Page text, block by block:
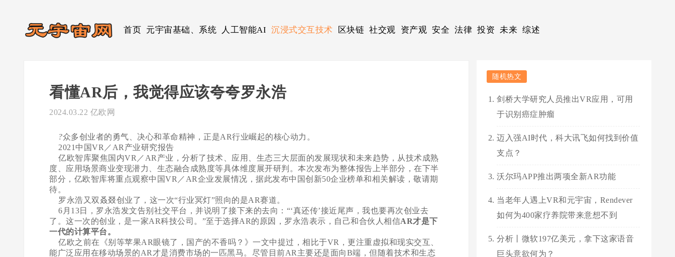
首页 元宇宙基础、系统 人工智能AI 沉浸式交互技术 区块链 社交观 资产观 安全 法律 投资 未来 综述
看懂AR后，我觉得应该夸夸罗永浩
2024.03.22 亿欧网
?众多创业者的勇气、决心和革命精神，正是AR行业崛起的核心动力。
2021中国VR／AR产业研究报告
亿欧智库聚焦国内VR／AR产业，分析了技术、应用、生态三大层面的发展现状和未来趋势，从技术成熟
度、应用场景商业变现潜力、生态融合成熟度等具体维度展开研判。本次发布为整体报告上半部分，在下半
部分，亿欧智库将重点观察中国VR／AR企业发展情况，据此发布中国创新50企业榜单和相关解读，敬请期
待。
罗永浩又双叒叕创业了，这一次“行业冥灯”照向的是AR赛道。
6月13日，罗永浩发文告别社交平台，并说明了接下来的去向：“‘真还传’接近尾声，我也要再次创业去
了。这一次的创业，是一家AR科技公司。”至于选择AR的原因，罗永浩表示，自己和合伙人相信AR才是下
一代的计算平台。
亿欧之前在《别等苹果AR眼镜了，国产的不香吗？》一文中提过，相比于VR，更注重虚拟和现实交互、
能广泛应用在移动场景的AR才是消费市场的一匹黑马。尽管目前AR主要还是面向B端，但随着技术和生态
随机热文
剑桥大学研究人员推出VR应用，可用
于识别癌症肿瘤
迈入强AI时代，科大讯飞如何找到价值
支点？
沃尔玛APP推出两项全新AR功能
当老年人遇上VR和元宇宙，Rendever
如何为400家疗养院带来意想不到
分析丨微软197亿美元，拿下这家语音
巨头意欲何为？